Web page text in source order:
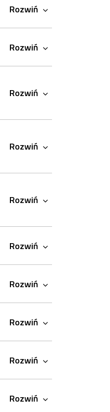
rozmowę
Rozwiń
Rozwiń
Rozwiń
Rozwiń
Rozwiń
Rozwiń
Rozwiń
Rozwiń
Rozwiń
Rozwiń